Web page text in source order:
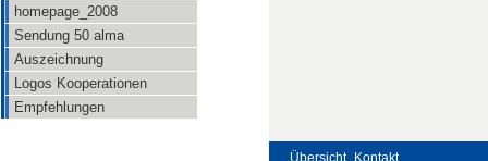
homepage_2008
Sendung 50 alma
Auszeichnung
Logos Kooperationen
Empfehlungen
Übersicht Kontakt